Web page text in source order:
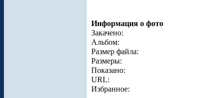
Информация о фото
Закачено:
Альбом:
Размер файла:
Размеры:
Показано:
URL:
Избранное: